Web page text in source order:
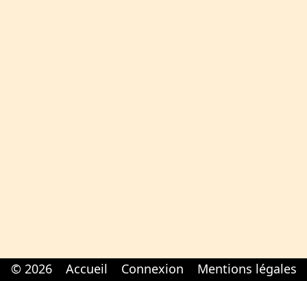
© 2026 Accueil Connexion
Mentions légales